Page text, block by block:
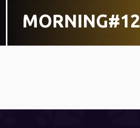
MORNING#12